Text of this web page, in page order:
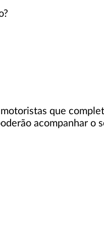
que
acompanhar o